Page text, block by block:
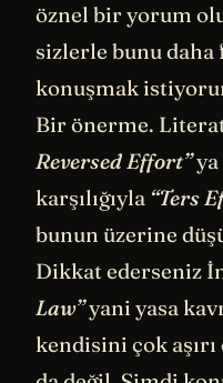
öznel bir yorum
sizlerle bunu
konuşmak
Bir önerme.
Reversed Effort”ya
karşılığıyla “Ters
bunun üzerine
Dikkat ederseniz
Law”yani yasa
kendisini çok